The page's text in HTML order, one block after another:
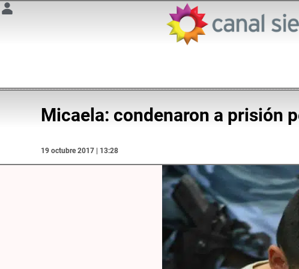
Micaela: condenaron a prisión
19 octubre 2017 | 13:28